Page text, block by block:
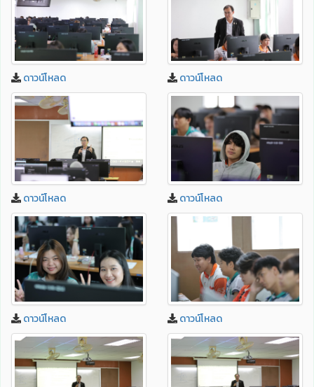
ดาวน์โหลด ดาวน์โหลด
ดาวน์โหลด ดาวน์โหลด
ดาวน์โหลด ดาวน์โหลด